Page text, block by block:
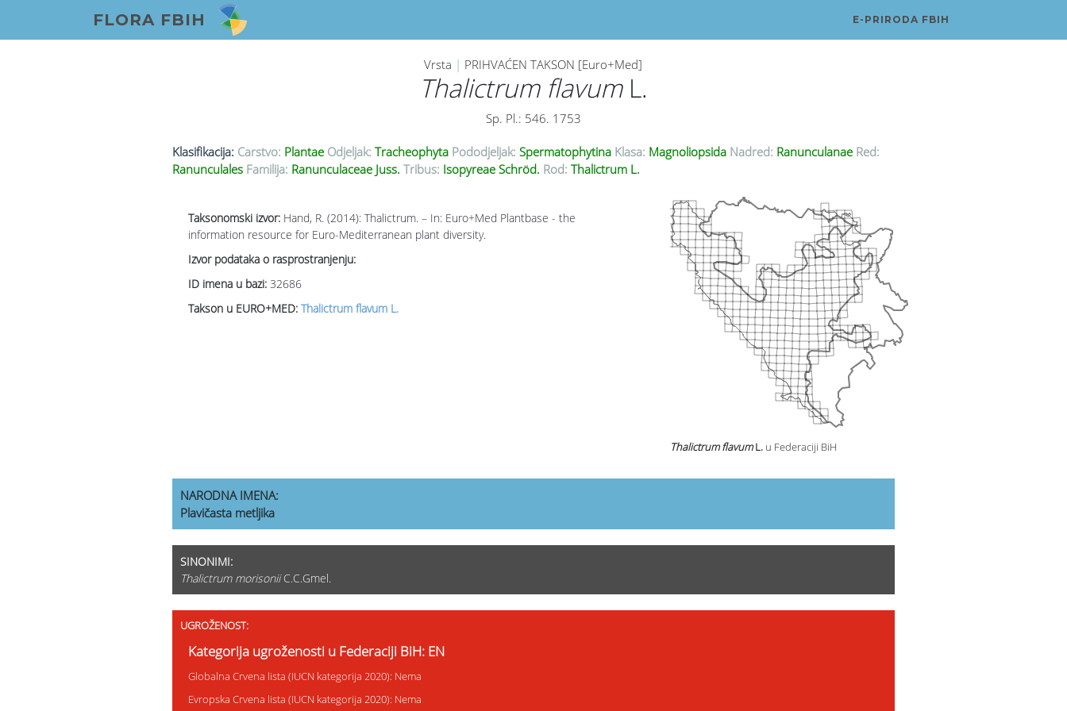
FLORA FBIH E-PRIRODA FBIH
Vrsta | PRIHVAĆEN TAKSON [Euro+Med]
Thalictrum flavum L.
Sp. Pl.: 546. 1753
Klasifikacija: Carstvo: Plantae Odjeljak: Tracheophyta Pododjeljak: Spermatophytina Klasa: Magnoliopsida Nadred: Ranunculanae Red:
Ranunculales Familija: Ranunculaceae Juss. Tribus: Isopyreae Schröd. Rod: Thalictrum L.
Taksonomski izvor: Hand, R. (2014): Thalictrum. – In: Euro+Med Plantbase - the
information resource for Euro-Mediterranean plant diversity.
Izvor podataka o rasprostranjenju:
ID imena u bazi: 32686
Takson u EURO+MED: Thalictrum flavum L.
Thalictrum flavumL. u Federaciji BiH
NARODNA IMENA:
Plavičasta metljika
SINONIMI:
Thalictrum morisoniiC.C.Gmel.
UGROŽENOST:
Kategorija ugroženosti u Federaciji BiH: EN
Globalna Crvena lista (IUCN kategorija 2020): Nema
Evropska Crvena lista (IUCN kategorija 2020): Nema